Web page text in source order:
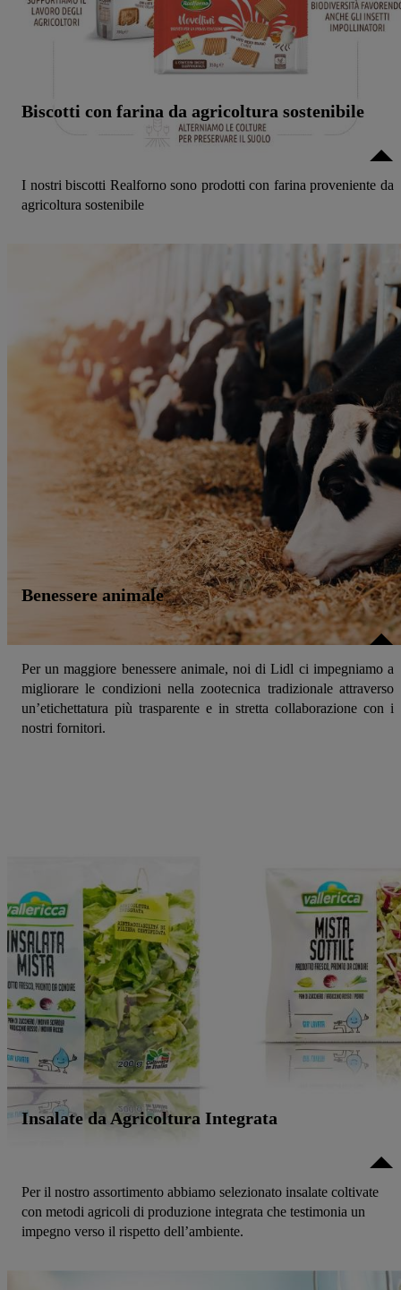
Biscotti con farina da agricoltura sostenibile
I nostri biscotti Realforno sono prodotti con farina proveniente da
agricoltura sostenibile
Benessere animale
Per un maggiore benessere animale, noi di Lidl ci impegniamo a
migliorare le condizioni nella zootecnica tradizionale attraverso
un’etichettatura più trasparente e in stretta collaborazione con i
nostri fornitori.
Insalate da Agricoltura Integrata
Per il nostro assortimento abbiamo selezionato insalate coltivate
con metodi agricoli di produzione integrata che testimonia un
impegno verso il rispetto dell’ambiente.